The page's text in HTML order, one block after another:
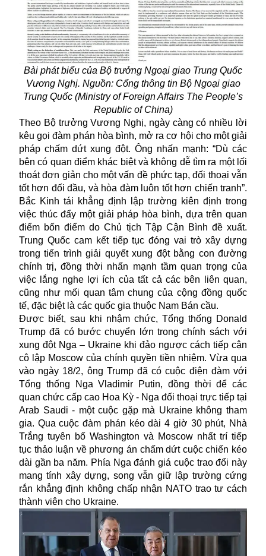
Bài phát biểu của Bộ trưởng Ngoại giao Trung Quốc
Vương Nghị. Nguồn: Cổng thông tin Bộ Ngoại giao
Trung Quốc (Ministry of Foreign Affairs The People’s
Republic of China)
Theo Bộ trưởng Vương Nghị, ngày càng có nhiều lời
kêu gọi đàm phán hòa bình, mở ra cơ hội cho một giải
pháp chấm dứt xung đột. Ông nhấn mạnh: “Dù các
bên có quan điểm khác biệt và không dễ tìm ra một lối
thoát đơn giản cho một vấn đề phức tạp, đối thoại vẫn
tốt hơn đối đầu, và hòa đàm luôn tốt hơn chiến tranh”.
Bắc Kinh tái khẳng định lập trường kiên định trong
việc thúc đẩy một giải pháp hòa bình, dựa trên quan
điểm bốn điểm do Chủ tịch Tập Cận Bình đề xuất.
Trung Quốc cam kết tiếp tục đóng vai trò xây dựng
trong tiến trình giải quyết xung đột bằng con đường
chính trị, đồng thời nhấn mạnh tầm quan trọng của
việc lắng nghe lợi ích của tất cả các bên liên quan,
cũng như mối quan tâm chung của cộng đồng quốc
tế, đặc biệt là các quốc gia thuộc Nam Bán cầu.
Được biết, sau khi nhậm chức, Tổng thống Donald
Trump đã có bước chuyển lớn trong chính sách với
xung đột Nga – Ukraine khi đảo ngược cách tiếp cận
cô lập Moscow của chính quyền tiền nhiệm. Vừa qua
vào ngày 18/2, ông Trump đã có cuộc điện đàm với
Tổng thống Nga Vladimir Putin, đồng thời để các
quan chức cấp cao Hoa Kỳ - Nga đối thoại trực tiếp tại
Arab Saudi - một cuộc gặp mà Ukraine không tham
gia. Qua cuộc đàm phán kéo dài 4 giờ 30 phút, Nhà
Trắng tuyên bố Washington và Moscow nhất trí tiếp
tục thảo luận về phương án chấm dứt cuộc chiến kéo
dài gần ba năm. Phía Nga đánh giá cuộc trao đổi này
mang tính xây dựng, song vẫn giữ lập trường cứng
rắn khẳng định không chấp nhận NATO trao tư cách
thành viên cho Ukraine.